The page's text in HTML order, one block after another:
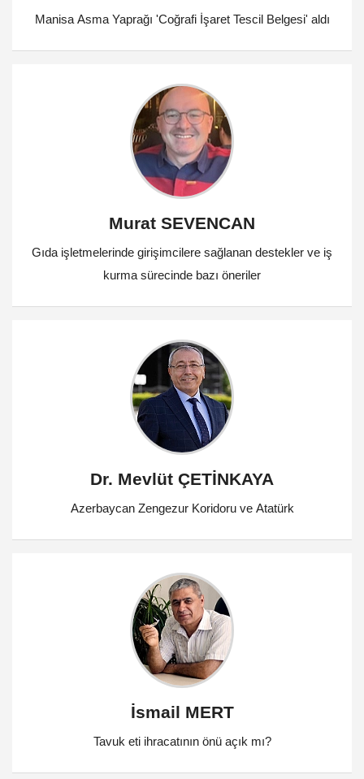
Manisa Asma Yaprağı 'Coğrafi İşaret Tescil Belgesi' aldı
Murat SEVENCAN
Gıda işletmelerinde girişimcilere sağlanan destekler ve iş
kurma sürecinde bazı öneriler
Dr. Mevlüt ÇETİNKAYA
Azerbaycan Zengezur Koridoru ve Atatürk
İsmail MERT
Tavuk eti ihracatının önü açık mı?